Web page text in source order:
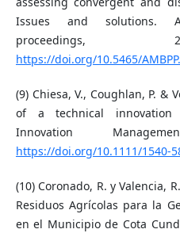
Issues and solutions.
proceedings,
https://doi.org/10.5465/
(9) Chiesa, V., Coughlan, P. &
of a technical
Innovation
https://doi.org/10.1111/1540-
(10) Coronado, R. y Valencia,
Residuos Agrícolas para la
en el Municipio de Cota